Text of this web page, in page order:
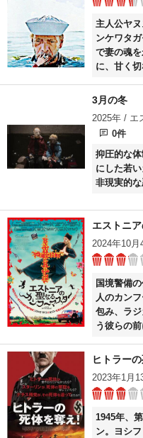
主人公ヤ
ンケワタ
で妻の魂
に、甘く
3月の冬
2025年 / エ
0件
抑圧的な
にした若
非現実的な
エストニ
2024年10
国境警備
人のカン
包み、ラ
う彼らの
たカルチ
カンフー
真似のカン
めることが
ヒトラー
2023年1月
1945年、
ン。ヨシ